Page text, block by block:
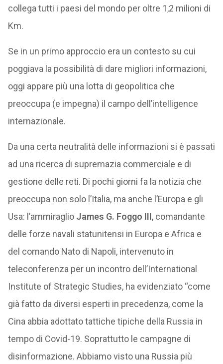
collega tutti i paesi del mondo per oltre 1,2 milioni di
Km.
Se in un primo approccio era un contesto su cui
poggiava la possibilità di dare migliori informazioni,
oggi appare più una lotta di geopolitica che
preoccupa (e impegna) il campo dell’intelligence
internazionale.
Da una certa neutralità delle informazioni si è passati
ad una ricerca di supremazia commerciale e di
gestione delle reti. Di pochi giorni fa la notizia che
preoccupa non solo l’Italia, ma anche l’Europa e gli
Usa: l’ammiraglio James G. Foggo III, comandante
delle forze navali statunitensi in Europa e Africa e
del comando Nato di Napoli, intervenuto in
teleconferenza per un incontro dell’International
Institute of Strategic Studies, ha evidenziato “come
già fatto da diversi esperti in precedenza, come la
Cina abbia adottato tattiche tipiche della Russia in
tempo di Covid-19. Soprattutto le campagne di
disinformazione. Abbiamo visto una Russia più